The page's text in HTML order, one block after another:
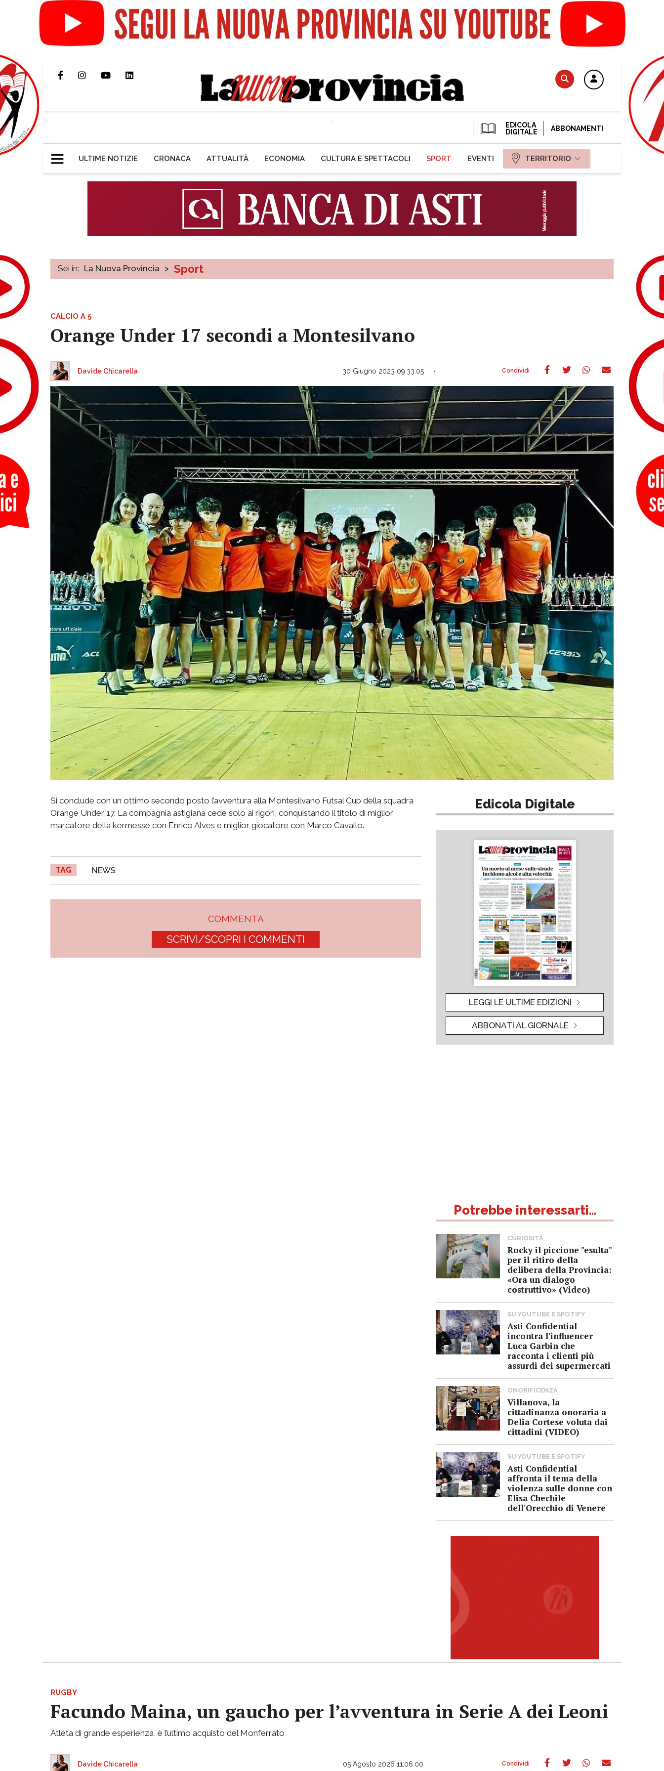
EDICOLA
DIGITALE
ABBONAMENTI
ULTIME NOTIZIE CRONACA ATTUALITÀ ECONOMIA CULTURA E SPETTACOLI SPORT EVENTI TERRITORIO
Sei in: La Nuova Provincia > Sport
CALCIO A 5
Orange Under 17 secondi a Montesilvano
Davide Chicarella 30 Giugno 2023 09:33:05
Si conclude con un ottimo secondo posto l’avventura alla Montesilvano Futsal Cup della squadra
Orange Under 17. La compagnia astigiana cede solo ai rigori, conquistando il titolo di miglior
marcatore della kermesse con Enrico Alves e miglior giocatore con Marco Cavallo.
TAG NEWS
COMMENTA
SCRIVI/SCOPRI I COMMENTI
Edicola Digitale
LEGGI LE ULTIME EDIZIONI
ABBONATI AL GIORNALE
Potrebbe interessarti...
CURIOSITÀ
Rocky il piccione "esulta"
per il ritiro della
delibera della Provincia:
«Ora un dialogo
costruttivo» (Video)
SU YOUTUBE E SPOTIFY
Asti Confidential
incontra l'influencer
Luca Garbin che
racconta i clienti più
assurdi dei supermercati
ONORIFICENZA
Villanova, la
cittadinanza onoraria a
Delia Cortese voluta dai
cittadini (VIDEO)
SU YOUTUBE E SPOTIFY
Asti Confidential
affronta il tema della
violenza sulle donne con
Elisa Chechile
dell'Orecchio di Venere
RUGBY
Facundo Maina, un gaucho per l’avventura in Serie A dei Leoni
Atleta di grande esperienza, è l’ultimo acquisto del Monferrato
Davide Chicarella 05 Agosto 2026 11:06:00